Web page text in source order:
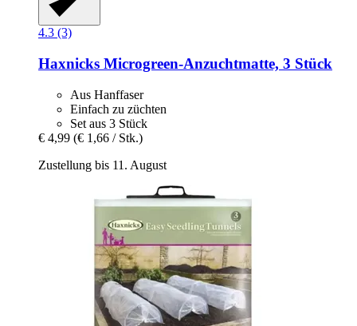
4.3 (3)
Haxnicks Microgreen-​Anzuchtmatte, 3 Stück
Aus Hanffaser
Einfach zu züchten
Set aus 3 Stück
€ 4,99 (€ 1,66 / Stk.)
Zustellung bis 11. August